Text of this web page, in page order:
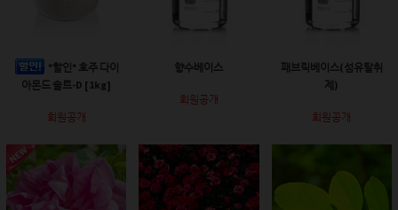
*할인* 호주 다이
아몬드 솔트-D [1kg]
회원공개
향수베이스
회원공개
패브릭베이스(섬유탈취
제)
회원공개